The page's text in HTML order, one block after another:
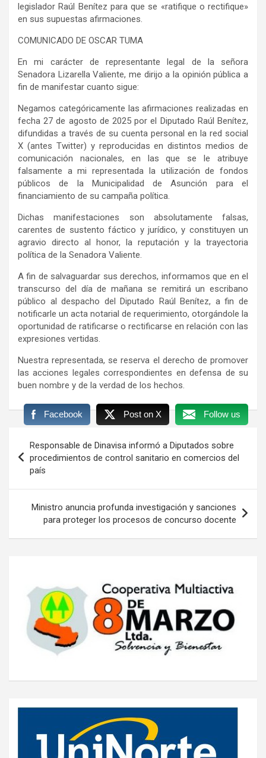
legislador Raúl Benítez para que se «ratifique o rectifique»
en sus supuestas afirmaciones.
COMUNICADO DE OSCAR TUMA
En mi carácter de representante legal de la señora
Senadora Lizarella Valiente, me dirijo a la opinión pública a
fin de manifestar cuanto sigue:
Negamos categóricamente las afirmaciones realizadas en
fecha 27 de agosto de 2025 por el Diputado Raúl Benítez,
difundidas a través de su cuenta personal en la red social
X (antes Twitter) y reproducidas en distintos medios de
comunicación nacionales, en las que se le atribuye
falsamente a mi representada la utilización de fondos
públicos de la Municipalidad de Asunción para el
financiamiento de su campaña política.
Dichas manifestaciones son absolutamente falsas,
carentes de sustento fáctico y jurídico, y constituyen un
agravio directo al honor, la reputación y la trayectoria
política de la Senadora Valiente.
A fin de salvaguardar sus derechos, informamos que en el
transcurso del día de mañana se remitirá un escribano
público al despacho del Diputado Raúl Benítez, a fin de
notificarle un acta notarial de requerimiento, otorgándole la
oportunidad de ratificarse o rectificarse en relación con las
expresiones vertidas.
Nuestra representada, se reserva el derecho de promover
las acciones legales correspondientes en defensa de su
buen nombre y de la verdad de los hechos.
Facebook Post on X Follow us
de
entradas
Responsable de Dinavisa informó a Diputados sobre
procedimientos de control sanitario en comercios del
país
Ministro anuncia profunda investigación y sanciones
para proteger los procesos de concurso docente